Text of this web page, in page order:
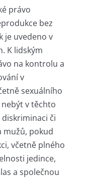
právo
bez
je uvedeno v
K lidským
na kontrolu a
v
sexuálního
v těchto
či
mužů, pokud
včetně plného
jedince,
a společnou